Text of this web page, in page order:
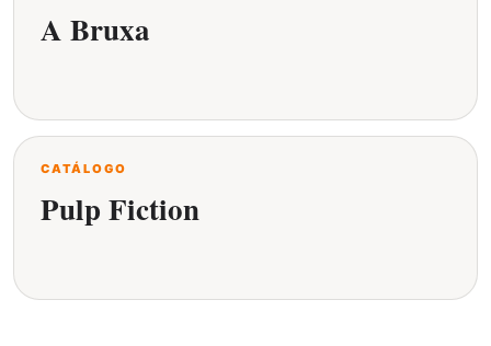
A Bruxa
CATÁLOGO
Pulp Fiction